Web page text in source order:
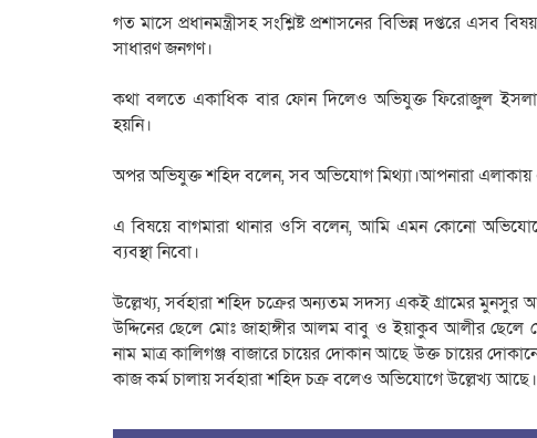
গত মাসে প্রধানমন্ত্রীসহ সংশ্লিষ্ট প্রশাসনের বিভিন্ন দপ্তরে
সাধারণ জনগণ।
কথা বলতে একাধিক বার ফোন দিলেও অভিযুক্ত ফিরোজুল
হয়নি।
অপর অভিযুক্ত শহিদ বলেন, সব অভিযোগ মিথ্যা।আপনারা এলাকায়
এ বিষয়ে বাগমারা থানার ওসি বলেন, আমি এমন কোনো
ব্যবস্থা নিবো।
উল্লেখ্য, সর্বহারা শহিদ চক্রের অন্যতম সদস্য একই গ্রামের মুনসুর
উদ্দিনের ছেলে মোঃ জাহাঙ্গীর আলম বাবু ও ইয়াকুব আলীর ছেলে
নাম মাত্র কালিগঞ্জ বাজারে চায়ের দোকান আছে উক্ত চায়ের
কাজ কর্ম চালায় সর্বহারা শহিদ চক্র বলেও অভিযোগে উল্লেখ্য আছে।